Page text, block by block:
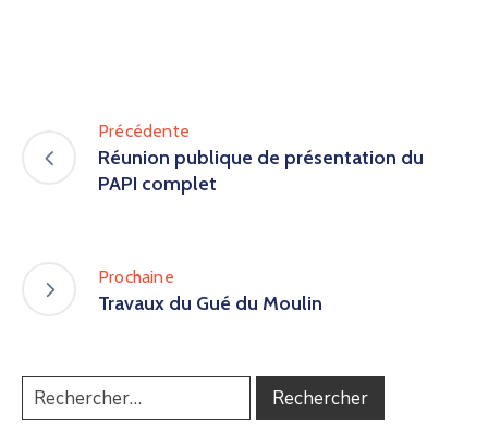
Précédente
Réunion publique de présentation du
PAPI complet
Prochaine
Travaux du Gué du Moulin